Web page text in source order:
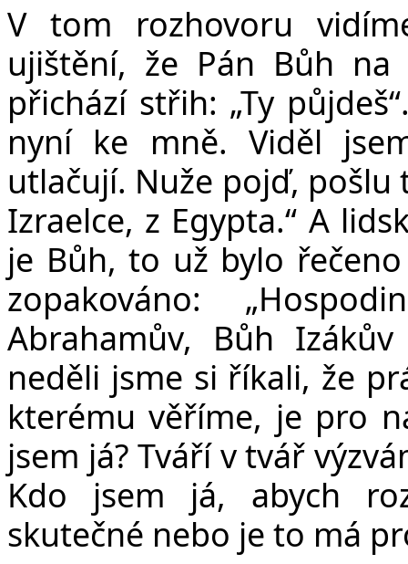
V tom rozhovoru
ujištění, že Pán Bůh
přichází střih: „Ty
nyní ke mně. Viděl
utlačují. Nuže pojď, pošlu
Izraelce, z Egypta.“ A
je Bůh, to už bylo
zopakováno:
Abrahamův, Bůh
neděli jsme si říkali, že
kterému věříme, je pro
jsem já? Tváří v tvář
Kdo jsem já, abych
skutečné nebo je to má